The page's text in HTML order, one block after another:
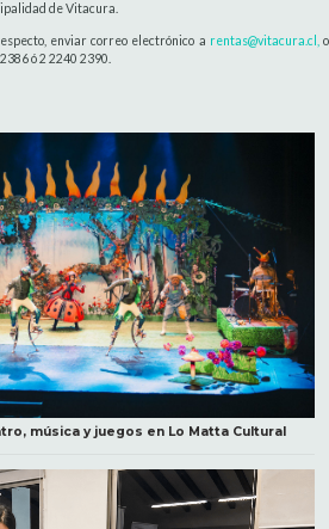
de Vitacura.
enviar correo electrónico a rentas@vitacura.cl,
o
ó 2 2240 2390.
música y juegos en Lo Matta Cultural